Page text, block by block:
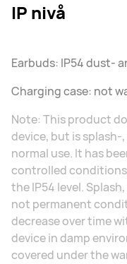
IP nivå
Earbuds: IP54 dust-
Charging case: not
Note: This product
device, but is
normal use. It has
controlled
the IP54 level.
not permanent
decrease over time
device in damp
covered under the